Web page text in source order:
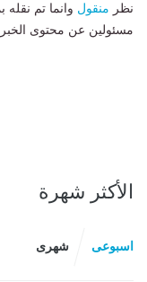
نظر منقول وانما تم
مسئولين عن محتوى
الأكثر شهرة
اسبوعى شهرى